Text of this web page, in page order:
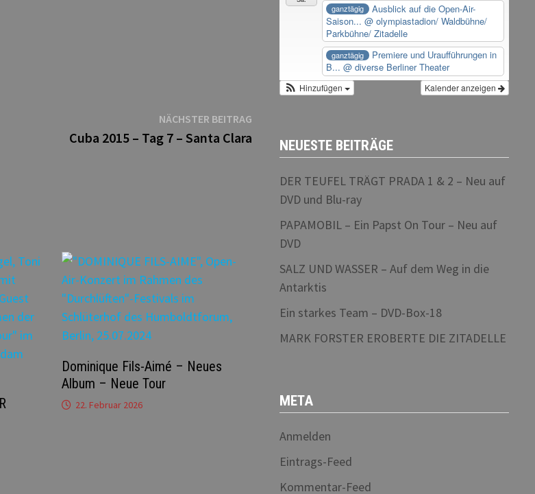
NÄCHSTER BEITRAGNächster
Beitrag:
Cuba 2015 – Tag 7 – Santa Clara
Dominique Fils-Aimé – Neues
Album – Neue Tour
22. Februar 2026
ganztägig
Ausblick auf die Open-Air-
Saison...@ olympiastadion/ Waldbühne/
Parkbühne/ Zitadelle
ganztägig
Premiere und Uraufführungen in
B...@ diverse Berliner Theater
Kalender anzeigen
Hinzufügen
NEUESTE BEITRÄGE
DER TEUFEL TRÄGT PRADA 1 & 2 – Neu auf
DVD und Blu-ray
PAPAMOBIL – Ein Papst On Tour – Neu auf
DVD
SALZ UND WASSER – Auf dem Weg in die
Antarktis
Ein starkes Team – DVD-Box-18
MARK FORSTER EROBERTE DIE ZITADELLE
META
Anmelden
Eintrags-Feed
Kommentar-Feed